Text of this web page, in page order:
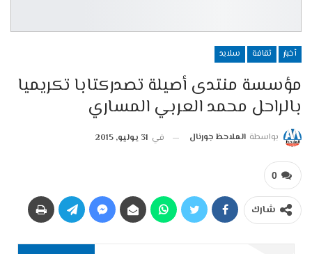
أخبار ثقافة سلايد
مؤسسة منتدى أصيلة تصدركتابا تكريميا
بالراحل محمد العربي المساري
بواسطة الملاحظ جورنال في 31 يوليو, 2015
0
شارك